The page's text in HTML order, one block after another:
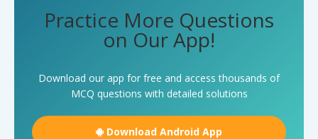
Practice More Questions
on Our App!
Download our app for free and access thousands of
MCQ questions with detailed solutions
Download Android App